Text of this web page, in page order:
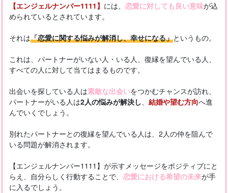
【エンジェルナンバー1111】 には、恋愛に対しても良い意味が込
められているとされています。
それは「恋愛に関する悩みが解消し、幸せになる」というもの。
これは、パートナーがいない人・いる人、復縁を望んでいる人、
すべての人に対して当てはまるものです。
出会いを探している人は素敵な出会いをつかむチャンスが訪れ、
パートナーがいる人は2人の悩みが解決し、結婚や望む方向へ進
んでいくでしょう。
別れたパートナーとの復縁を望んでいる人は、2人の仲を阻んで
いる問題が解消されます。
【エンジェルナンバー1111】が示すメッセージをポジティブにと
らえ、自分らしく行動することで、恋愛における希望の未来が手
に入るでしょう。